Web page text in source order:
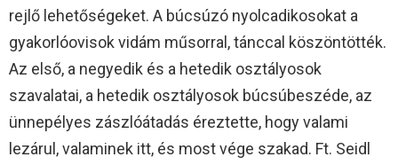
rejlő lehetőségeket. A búcsúzó nyolcadikosokat a
gyakorlóovisok vidám műsorral, tánccal köszöntötték.
Az első, a negyedik és a hetedik osztályosok
szavalatai, a hetedik osztályosok búcsúbeszéde, az
ünnepélyes zászlóátadás éreztette, hogy valami
lezárul, valaminek itt, és most vége szakad. Ft. Seidl